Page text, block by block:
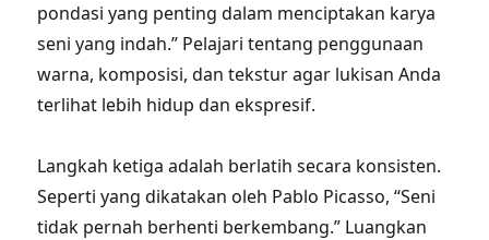
pondasi yang penting dalam menciptakan karya
seni yang indah.” Pelajari tentang penggunaan
warna, komposisi, dan tekstur agar lukisan Anda
terlihat lebih hidup dan ekspresif.
Langkah ketiga adalah berlatih secara konsisten.
Seperti yang dikatakan oleh Pablo Picasso, “Seni
tidak pernah berhenti berkembang.” Luangkan